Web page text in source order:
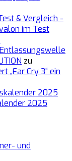
& Vergleich -
im Test
zu
„Far Cry 3“ ein
2025
2025
und